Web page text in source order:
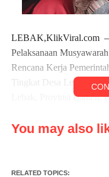
LEBAK,KlikViral.com –
Pelaksanaan
Rencana Kerja
Tingkat Desa Lewi Coo,
Lebak, Provinsi Banten.
Pada pelaksanaan
Coo, seluruh perangkat
Pendamping Desa dan
You may also
RELATED TOPICS: